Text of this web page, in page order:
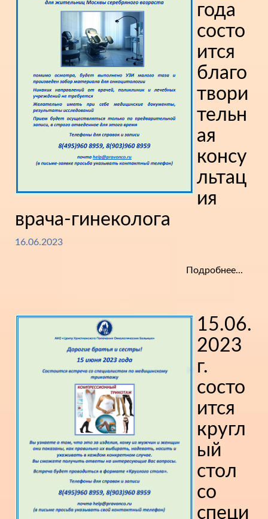
года
состо
ится
благо
твори
тельн
ая
консу
льтац
ия
врача-гинеколога
16.06.2023
Подробнее...
15.06.
2023
г.
состо
ится
кругл
ый
стол
со
специ